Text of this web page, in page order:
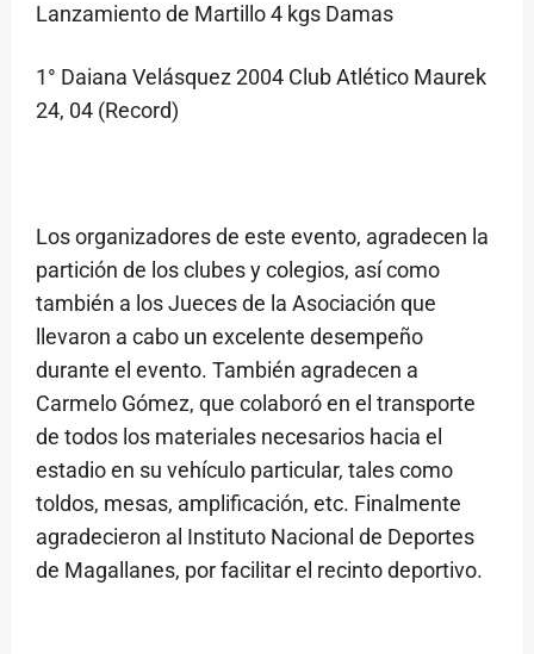
Lanzamiento de Martillo 4 kgs Damas
1° Daiana Velásquez 2004 Club Atlético Maurek
24, 04 (Record)
Los organizadores de este evento, agradecen la
partición de los clubes y colegios, así como
también a los Jueces de la Asociación que
llevaron a cabo un excelente desempeño
durante el evento. También agradecen a
Carmelo Gómez, que colaboró en el transporte
de todos los materiales necesarios hacia el
estadio en su vehículo particular, tales como
toldos, mesas, amplificación, etc. Finalmente
agradecieron al Instituto Nacional de Deportes
de Magallanes, por facilitar el recinto deportivo.